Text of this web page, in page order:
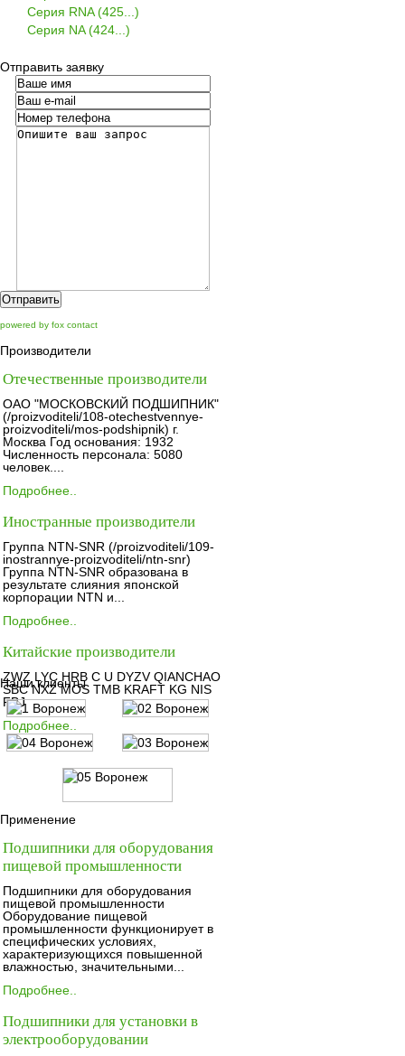
Серия RNA (425...)
Серия NA (424...)
Отправить заявку
Отправить
powered by fox contact
Производители
Отечественные производители
ОАО "МОСКОВСКИЙ ПОДШИПНИК"
(/proizvoditeli/108-otechestvennye-
proizvoditeli/mos-podshipnik) г.
Москва Год основания: 1932
Численность персонала: 5080
человек....
Подробнее..
Иностранные производители
Группа NTN-SNR (/proizvoditeli/109-
inostrannye-proizvoditeli/ntn-snr)
Группа NTN-SNR образована в
результате слияния японской
корпорации NTN и...
Подробнее..
Китайские производители
ZWZ LYC HRB C U DYZV QIANCHAO
SBC NXZ MOS TMB KRAFT KG NIS
FBJ
Подробнее..
Наши клиенты
Применение
Подшипники для оборудования
пищевой промышленности
Подшипники для оборудования
пищевой промышленности
Оборудование пищевой
промышленности функционирует в
специфических условиях,
характеризующихся повышенной
влажностью, значительными...
Подробнее..
Подшипники для установки в
электрооборудовании